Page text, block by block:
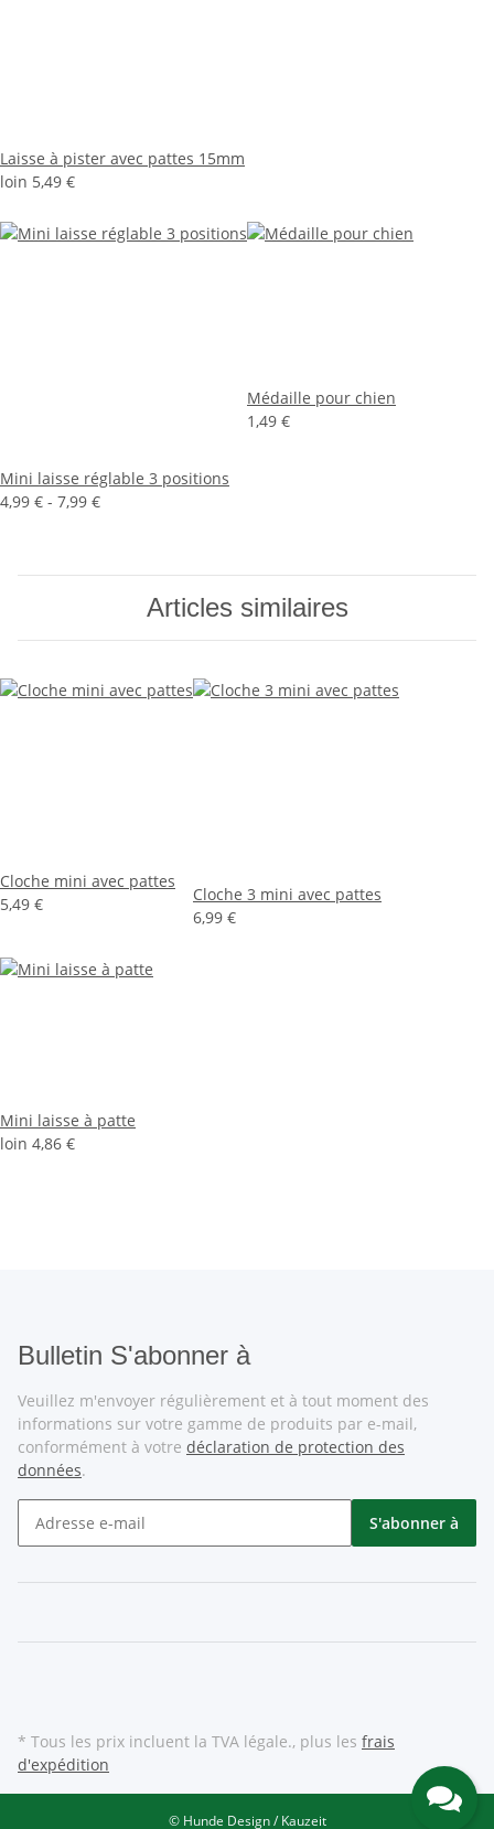
Laisse à pister avec pattes 15mm
loin 5,49 €
Mini laisse réglable 3 positions
4,99 € - 7,99 €
Médaille pour chien
1,49 €
Articles similaires
Cloche mini avec pattes
5,49 €
Cloche 3 mini avec pattes
6,99 €
Mini laisse à patte
loin 4,86 €
Bulletin S'abonner à
Veuillez m'envoyer régulièrement et à tout moment des
informations sur votre gamme de produits par e-mail,
conformément à votre déclaration de protection des
données.
S'abonner à
* Tous les prix incluent la TVA légale., plus les frais
d'expédition
© Hunde Design / Kauzeit